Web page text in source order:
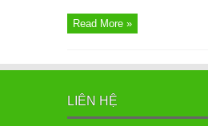
Read More »
LIÊN HỆ